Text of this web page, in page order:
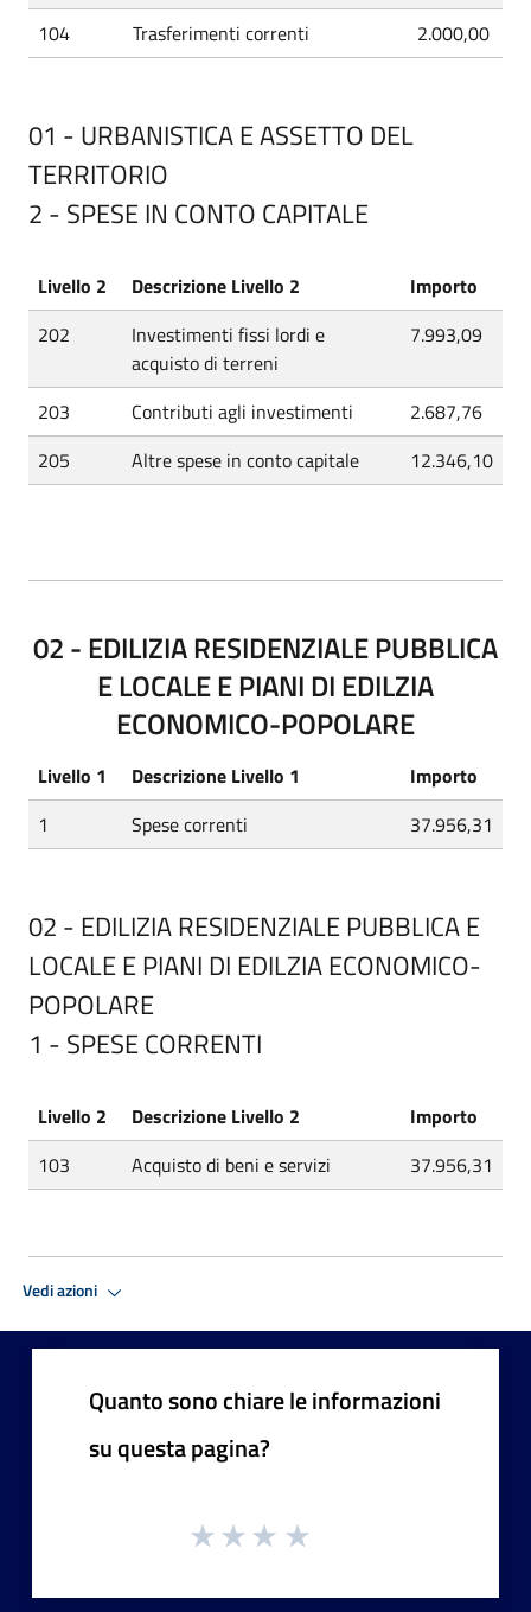
104
Trasferimenti correnti 2.000,00
01 - URBANISTICA E ASSETTO DEL
TERRITORIO
2 - SPESE IN CONTO CAPITALE
Livello 2 Descrizione Livello 2
Importo
202
Investimenti fissi lordi e
acquisto di terreni
7.993,09
203 Contributi agli investimenti
2.687,76
205
Altre spese in conto capitale 12.346,10
02 - EDILIZIA RESIDENZIALE PUBBLICA
E LOCALE E PIANI DI EDILZIA
ECONOMICO-POPOLARE
Livello 1 Descrizione Livello 1
Importo
1
Spese correnti 37.956,31
02 - EDILIZIA RESIDENZIALE PUBBLICA E
LOCALE E PIANI DI EDILZIA ECONOMICO-
POPOLARE
1 - SPESE CORRENTI
Livello 2 Descrizione Livello 2
Importo
103
Acquisto di beni e servizi 37.956,31
Vedi azioni
Quanto sono chiare le informazioni
su questa pagina?